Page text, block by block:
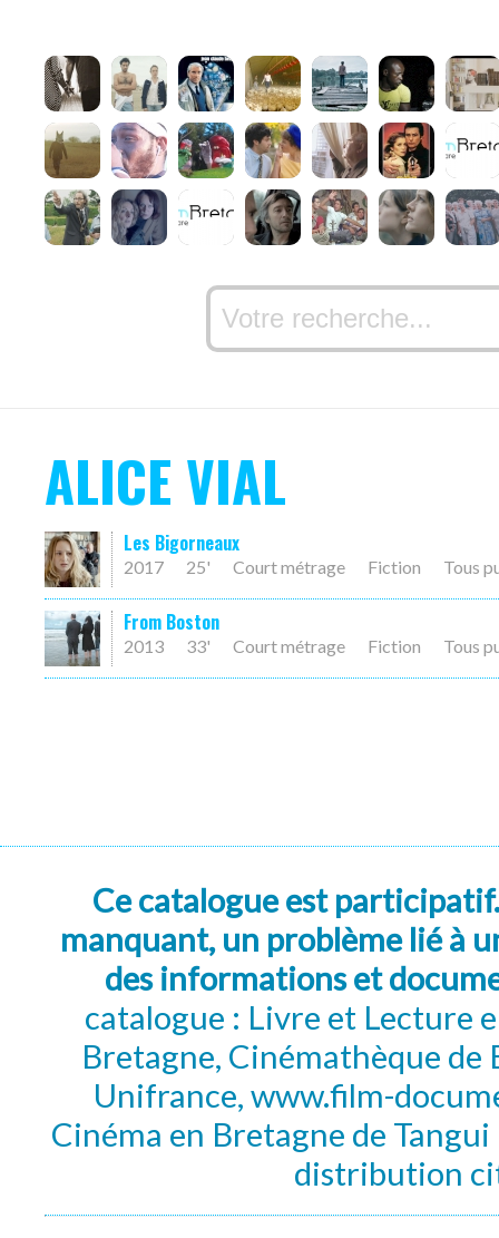
ALICE VIAL
Les Bigorneaux
2017 25' Court métrage Fiction Tous
From Boston
2013 33' Court métrage Fiction Tous
Ce catalogue est
manquant, un problème lié à
des informations et
catalogue : Livre et Lecture
Bretagne, Cinémathèque de
Unifrance, www.film-
Cinéma en Bretagne de
distribution